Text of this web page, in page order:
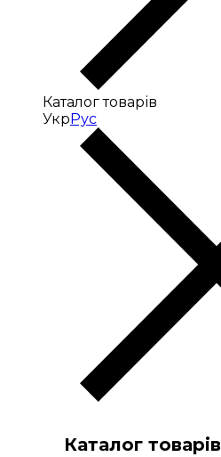
Каталог товарів
УкрРус
Каталог товарів